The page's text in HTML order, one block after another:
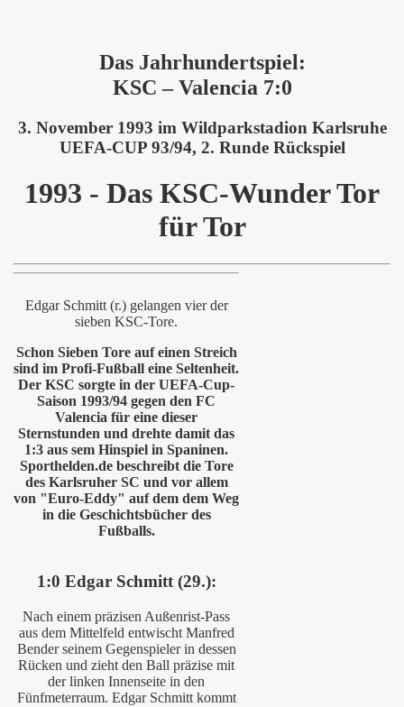
Das Jahrhundertspiel:
KSC – Valencia 7:0
3. November 1993 im Wildparkstadion Karlsruhe
UEFA-CUP 93/94, 2. Runde Rückspiel
1993 - Das KSC-Wunder Tor
für Tor
Edgar Schmitt (r.) gelangen vier der
sieben KSC-Tore.
Schon Sieben Tore auf einen Streich
sind im Profi-Fußball eine Seltenheit.
Der KSC sorgte in der UEFA-Cup-
Saison 1993/94 gegen den FC
Valencia für eine dieser
Sternstunden und drehte damit das
1:3 aus sem Hinspiel in Spaninen.
Sporthelden.de beschreibt die Tore
des Karlsruher SC und vor allem
von "Euro-Eddy" auf dem dem Weg
in die Geschichtsbücher des
Fußballs.
1:0 Edgar Schmitt (29.):
Nach einem präzisen Außenrist-Pass
aus dem Mittelfeld entwischt Manfred
Bender seinem Gegenspieler in dessen
Rücken und zieht den Ball präzise mit
der linken Innenseite in den
Fünfmeterraum. Edgar Schmitt kommt